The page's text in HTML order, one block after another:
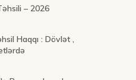
– 2026
Haqqı : Dövlət ,